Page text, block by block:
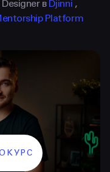
в Djinni ,
Platform